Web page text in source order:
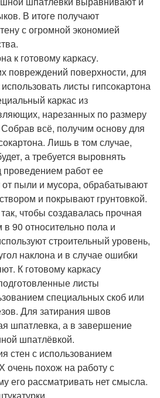
В итоге получают
с огромной экономией
к готовому каркасу.
повреждений поверхности, для
листы гипсокартона
каркас из
нарезанных по размеру
всё, получим основу для
Лишь в том случае,
а требуется выровнять
проведением работ ее
пыли и мусора, обрабатывают
и покрывают грунтовкой.
чтобы создавалась прочная
в 90 относительно пола и
строительный уровень,
наклона и в случае ошибки
К готовому каркасу
листы
специальных скоб или
Для затирания швов
шпатлевка, а в завершение
шпатлёвкой.
стен с использованием
очень похож на работу с
его рассматривать нет смысла.